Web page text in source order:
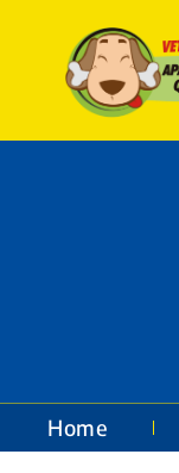
Home